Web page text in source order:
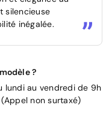
silencieuse
inégalée.
?
lundi au vendredi de 9h
non surtaxé)